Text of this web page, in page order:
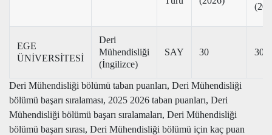
EGE
ÜNİVERSİTESİ
Deri
Mühendisliği
(İngilizce)
SAY 30
Deri Mühendisliği bölümü taban puanları, Deri Mühendisliği
bölümü başarı sıralaması, 2025 2026 taban puanları, Deri
Mühendisliği bölümü başarı sıralamaları, Deri Mühendisliği
bölümü başarı sırası, Deri Mühendisliği bölümü için kaç puan